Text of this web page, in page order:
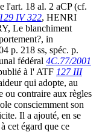
l'art. 18 al. 2 aCP (cf.
129 IV 322, HENRI
Le blanchiment
in
p. 218 ss, spéc. p.
fédéral 4C.77/2001
à l' ATF 127 III
qui adopte, au
ou contraire aux règles
consciemment son
Il a ajouté, en se
cet égard que ce